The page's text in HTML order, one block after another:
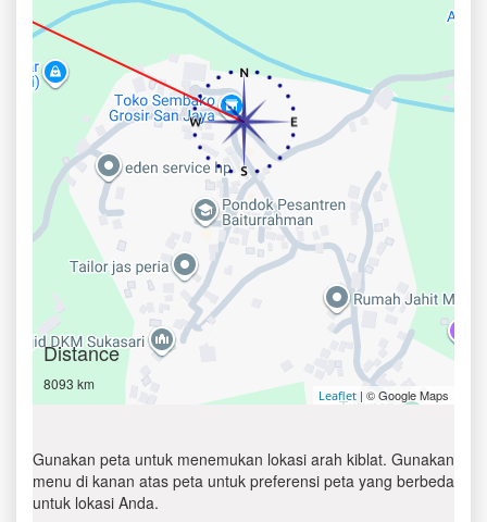
Distance
8093 km
Leaflet | © Google Maps
Gunakan peta untuk menemukan lokasi arah kiblat. Gunakan
menu di kanan atas peta untuk preferensi peta yang berbeda
untuk lokasi Anda.